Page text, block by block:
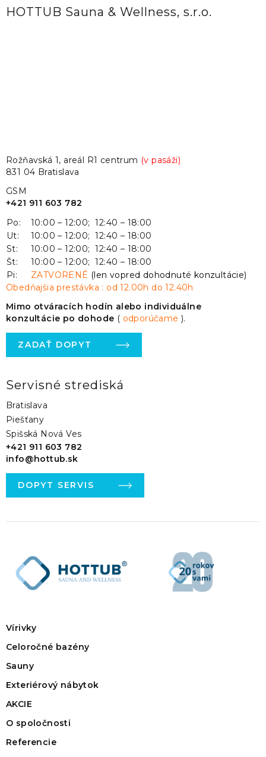
HOTTUB Sauna & Wellness, s.r.o.
Rožňavská 1, areál R1 centrum (v pasáži)
831 04 Bratislava
GSM
+421 911 603 782
Po:
10:00 – 12:00; 12:40 – 18:00
Ut:
10:00 – 12:00; 12:40 – 18:00
St:
10:00 – 12:00; 12:40 – 18:00
Št:
10:00 – 12:00; 12:40 – 18:00
Pi:
ZATVORENÉ (len vopred dohodnuté konzultácie)
Obedňajšia prestávka : od 12.00h do 12.40h
Mimo otváracích hodín alebo individuálne
konzultácie po dohode ( odporúčame).
ZADAŤ DOPYT
Servisné strediská
Bratislava
Piešťany
Spišská Nová Ves
+421 911 603 782
info@hottub.sk
DOPYT SERVIS
Vírivky
Celoročné bazény
Sauny
Exteriérový nábytok
AKCIE
O spoločnosti
Referencie